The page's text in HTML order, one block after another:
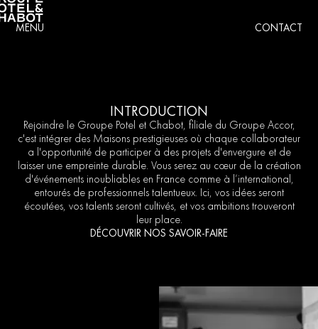
MENU CONTACT
INTRODUCTION
Rejoindre le Groupe Potel et Chabot, filiale du Groupe Accor,
c'est intégrer des Maisons prestigieuses où chaque collaborateur
a l'opportunité de participer à des projets d'envergure et de
laisser une empreinte durable. Vous serez au cœur de la création
d'événements inoubliables en France comme à l’international,
entourés de professionnels talentueux. Ici, vos idées seront
écoutées, vos talents seront cultivés, et vos ambitions trouveront
leur place.
DÉCOUVRIR NOS SAVOIR-FAIRE